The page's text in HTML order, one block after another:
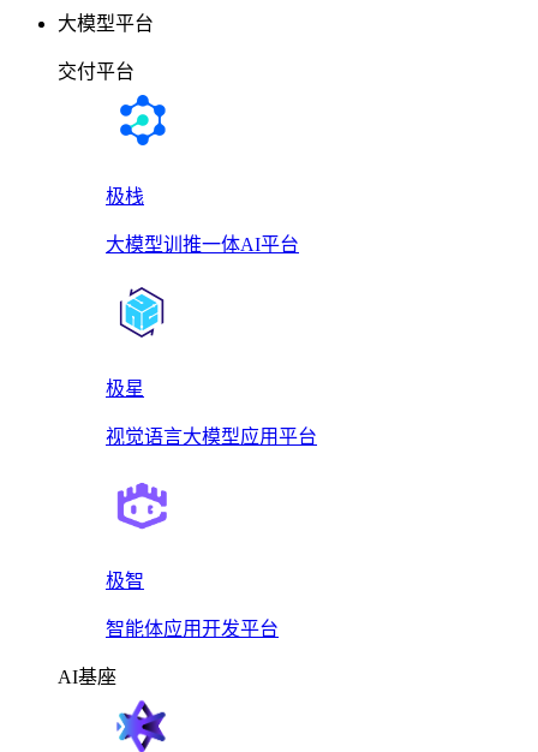
大模型平台
交付平台
极栈
大模型训推一体AI平台
极星
视觉语言大模型应用平台
极智
智能体应用开发平台
AI基座